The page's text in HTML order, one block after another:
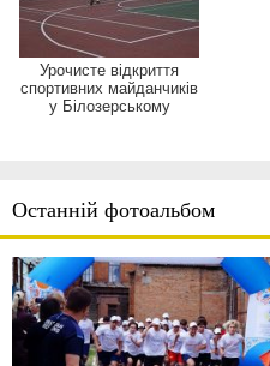
Останній фотоальбом
Урочисте відкриття
спортивних майданчиків
у Білозерському